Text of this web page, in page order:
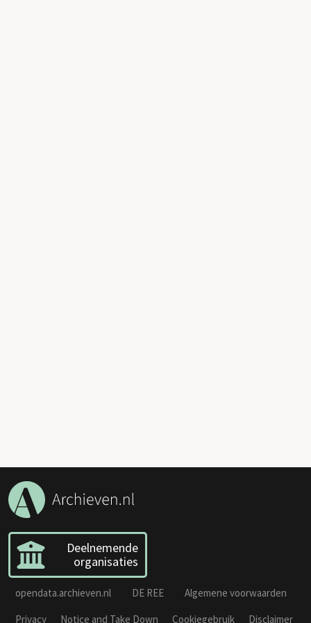
Deelnemende
organisaties
opendata.archieven.nl DE REE
Algemene voorwaarden
Privacy
Notice and Take Down Cookiegebruik
Disclaimer